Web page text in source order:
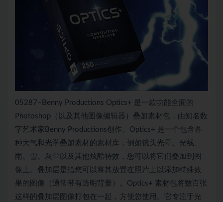
05287–Benny Productions Optics+ 是一款功能全面的
Photoshop（以及其他图像编辑器）叠加素材包，由知名数
字艺术家Benny Productions创作。Optics+ 是一个包含各
种大气和光学叠加素材的素材库，例如镜头光晕、光线、
雨、雪、灰尘以及其他炫酷特效，您可以将它们叠加到图
像上。叠加层是指您可以将其放置在照片上以添加特殊效
果的图像（通常带有透明背景）。Optics+ 素材包将数百张
这样的叠加层图像打包在一起，方便您使用。它专注于光